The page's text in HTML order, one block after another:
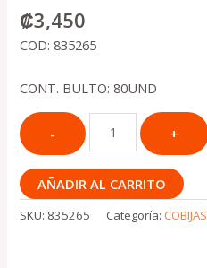
₡3,450
COD: 835265
CONT. BULTO: 80UND
AÑADIR AL CARRITO
SKU: 835265 Categoría:COBIJAS